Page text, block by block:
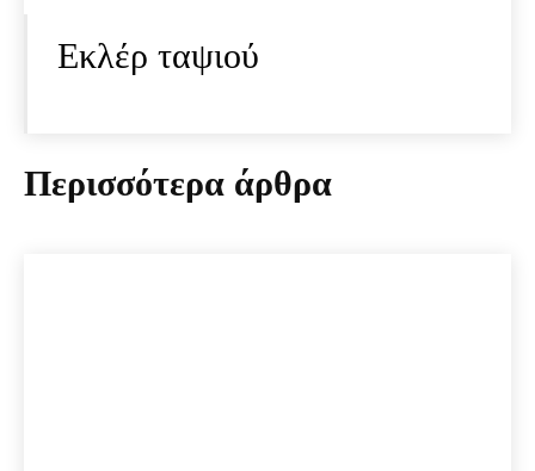
Εκλέρ ταψιού
Περισσότερα άρθρα